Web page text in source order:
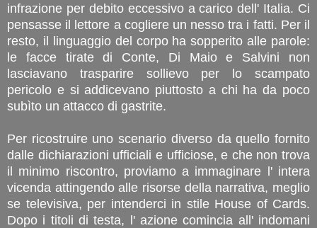
infrazione per debito eccessivo a carico dell' Italia. Ci
pensasse il lettore a cogliere un nesso tra i fatti. Per il
resto, il linguaggio del corpo ha sopperito alle parole:
le facce tirate di Conte, Di Maio e Salvini non
lasciavano trasparire sollievo per lo scampato
pericolo e si addicevano piuttosto a chi ha da poco
subìto un attacco di gastrite.
Per ricostruire uno scenario diverso da quello fornito
dalle dichiarazioni ufficiali e ufficiose, e che non trova
il minimo riscontro, proviamo a immaginare l' intera
vicenda attingendo alle risorse della narrativa, meglio
se televisiva, per intenderci in stile House of Cards.
Dopo i titoli di testa, l' azione comincia all' indomani